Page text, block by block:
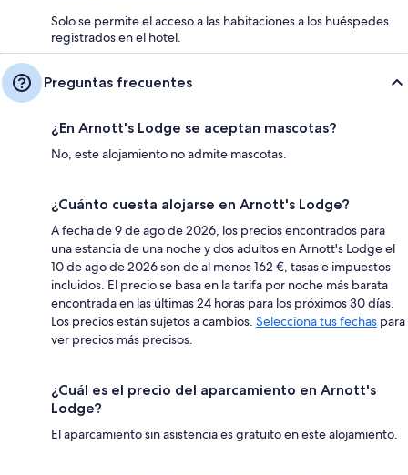
Solo se permite el acceso a las habitaciones a los huéspedes
registrados en el hotel.
Preguntas frecuentes
¿En Arnott's Lodge se aceptan mascotas?
No, este alojamiento no admite mascotas.
¿Cuánto cuesta alojarse en Arnott's Lodge?
A fecha de 9 de ago de 2026, los precios encontrados para
una estancia de una noche y dos adultos en Arnott's Lodge el
10 de ago de 2026 son de al menos 162 €, tasas e impuestos
incluidos. El precio se basa en la tarifa por noche más barata
encontrada en las últimas 24 horas para los próximos 30 días.
Los precios están sujetos a cambios. Selecciona tus fechas para
ver precios más precisos.
¿Cuál es el precio del aparcamiento en Arnott's
Lodge?
El aparcamiento sin asistencia es gratuito en este alojamiento.